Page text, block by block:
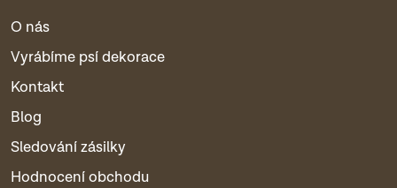
O nás
Vyrábíme psí dekorace
Kontakt
Blog
Sledování zásilky
Hodnocení obchodu